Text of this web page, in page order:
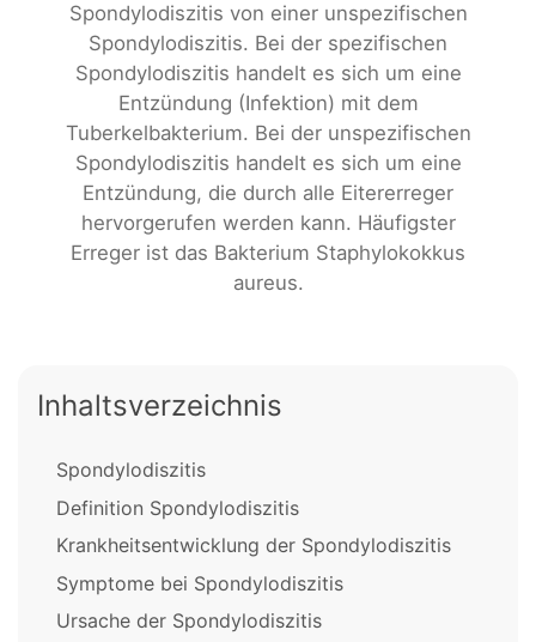
Spondylodiszitis von einer unspezifischen
Spondylodiszitis. Bei der spezifischen
Spondylodiszitis handelt es sich um eine
Entzündung (Infektion) mit dem
Tuberkelbakterium. Bei der unspezifischen
Spondylodiszitis handelt es sich um eine
Entzündung, die durch alle Eitererreger
hervorgerufen werden kann. Häufigster
Erreger ist das Bakterium Staphylokokkus
aureus.
Inhaltsverzeichnis
Spondylodiszitis
Definition Spondylodiszitis
Krankheitsentwicklung der Spondylodiszitis
Symptome bei Spondylodiszitis
Ursache der Spondylodiszitis